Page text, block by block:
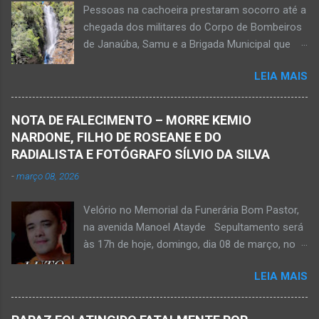
mais agradável, sustentável, linda e limpa.
Pessoas na cachoeira prestaram socorro até a
chegada dos militares do Corpo de Bombeiros
de Janaúba, Samu e a Brigada Municipal que
resistiu e foi a óbito Foto álbum pessoal Kauan
Pereira Alves publicou em sua rede social a
foto em que apreciava a Cachoeira Maria Rosa,
em Mato Verde, pouco tempo antes de se
afogar e depois vir a óbito nesta terça-feira, dia
socorrem estudante que se afogou em
cachoeira em Mato Verde nesta terça-feira, dia
28 de abril de 2026. Adolescente não resistiu e
– O que seria um dia de lazer, de conhecimento
e de interação acabou em tragédia para um
LEIA MAIS
NOTA DE FALECIMENTO – MORRE KEMIO
NARDONE, FILHO DE ROSEANE E DO
RADIALISTA E FOTÓGRAFO SÍLVIO DA SILVA
-março 08, 2026
Velório no Memorial da Funerária Bom Pastor,
na avenida Manoel Atayde Sepultamento será
às 17h de hoje, domingo, dia 08 de março, no
da rodovia MG-401, saída de Janaúba para
Jaíba Kemio Nardone Kemio Nardone
JANAÚBA – Foi com tristeza que recebi na
LEIA MAIS